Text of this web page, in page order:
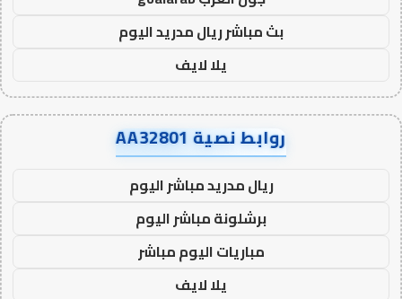
بث مباشر ريال مدريد اليوم
يلا لايف
روابط نصية AA32801
ريال مدريد مباشر اليوم
برشلونة مباشر اليوم
مباريات اليوم مباشر
يلا لايف